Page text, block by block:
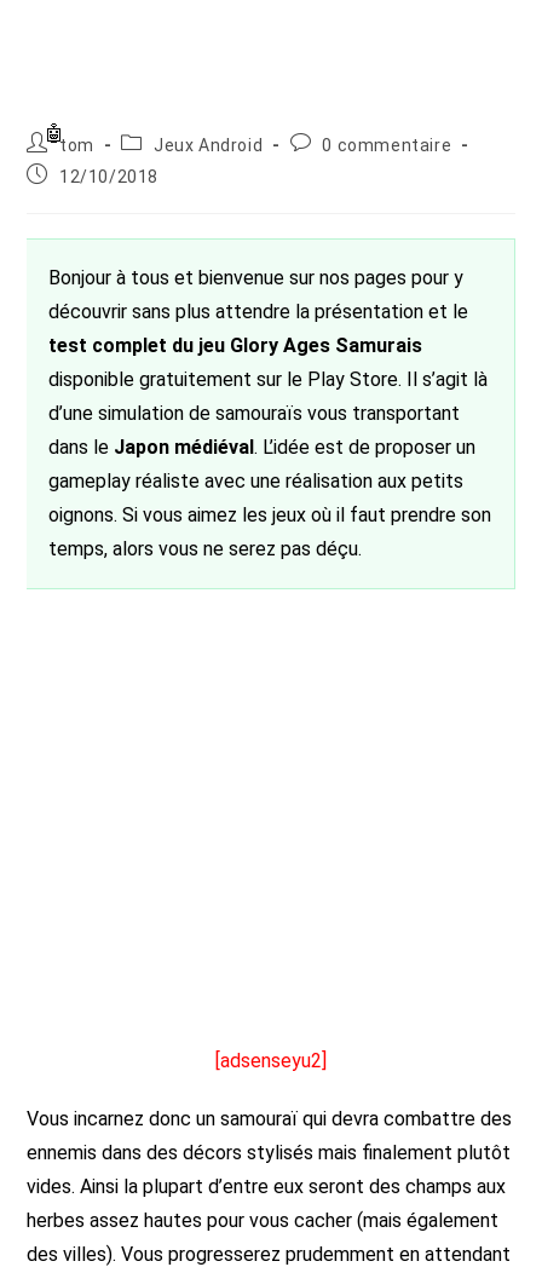
Auteur/autrice
de
la
tom
PostJeux Android
Commentaires
0 commentaire
Publication
12/10/2018
Bonjour à tous et bienvenue sur nos pages pour y
découvrir sans plus attendre la présentation et le
test complet du jeu Glory Ages Samurais
disponible gratuitement sur le Play Store. Il s’agit là
d’une simulation de samouraïs vous transportant
dans le Japon médiéval. L’idée est de proposer un
gameplay réaliste avec une réalisation aux petits
oignons. Si vous aimez les jeux où il faut prendre son
temps, alors vous ne serez pas déçu.
[adsenseyu2]
Vous incarnez donc un samouraï qui devra combattre des
ennemis dans des décors stylisés mais finalement plutôt
vides. Ainsi la plupart d’entre eux seront des champs aux
herbes assez hautes pour vous cacher (mais également
des villes). Vous progresserez prudemment en attendant